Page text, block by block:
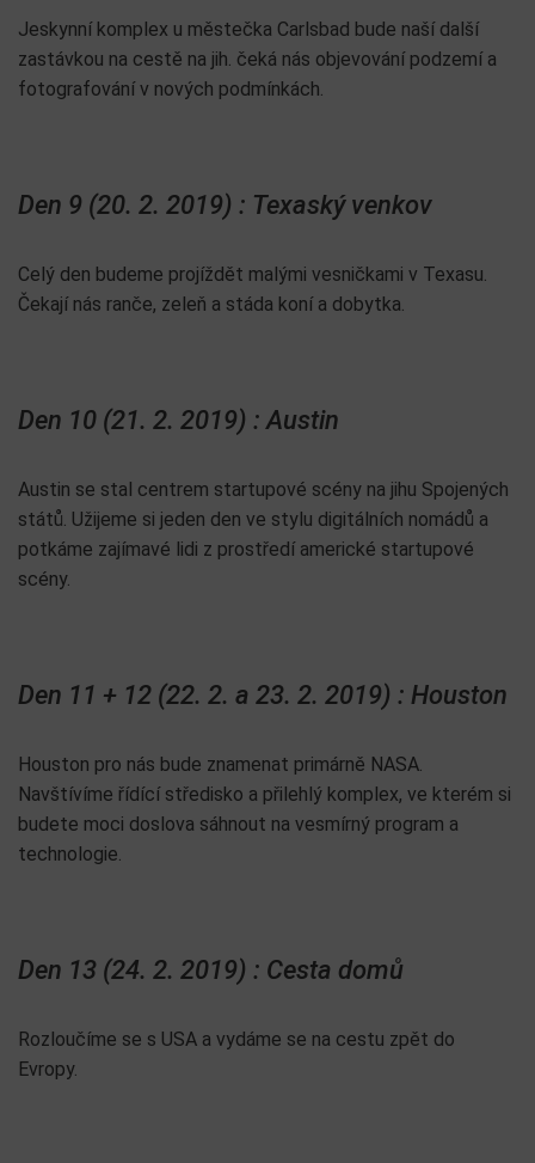
Jeskynní komplex u městečka Carlsbad bude naší další
zastávkou na cestě na jih. čeká nás objevování podzemí a
fotografování v nových podmínkách.
Den 9 (20. 2. 2019) : Texaský venkov
Celý den budeme projíždět malými vesničkami v Texasu.
Čekají nás ranče, zeleň a stáda koní a dobytka.
Den 10 (21. 2. 2019) : Austin
Austin se stal centrem startupové scény na jihu Spojených
států. Užijeme si jeden den ve stylu digitálních nomádů a
potkáme zajímavé lidi z prostředí americké startupové
scény.
Den 11 + 12 (22. 2. a 23. 2. 2019) : Houston
Houston pro nás bude znamenat primárně NASA.
Navštívíme řídící středisko a přilehlý komplex, ve kterém si
budete moci doslova sáhnout na vesmírný program a
technologie.
Den 13 (24. 2. 2019) : Cesta domů
Rozloučíme se s USA a vydáme se na cestu zpět do
Evropy.